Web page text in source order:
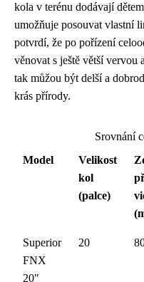
kola v terénu dodávají
umožňuje posouvat vlastní
potvrdí, že po pořízení
věnovat s ještě větší vervou
tak můžou být delší a
krás přírody.
Srovnání
Model
Velikost
kol
(palce)
Superior
FNX
20"
20